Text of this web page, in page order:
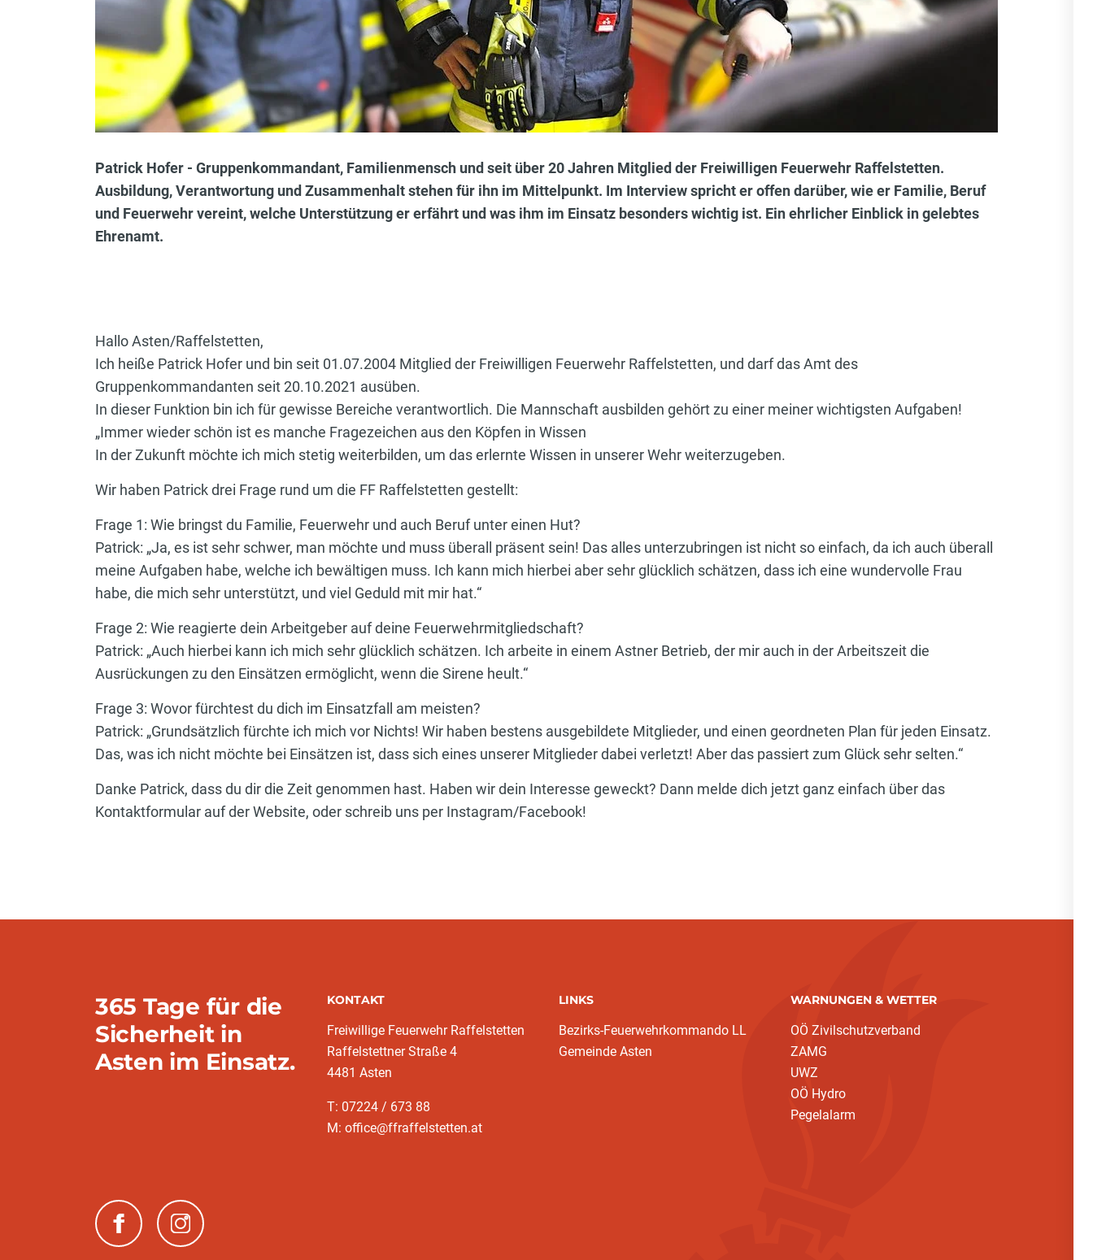
Patrick Hofer - Gruppenkommandant, Familienmensch und seit über 20 Jahren Mitglied der Freiwilligen Feuerwehr Raffelstetten.
Ausbildung, Verantwortung und Zusammenhalt stehen für ihn im Mittelpunkt. Im Interview spricht er offen darüber, wie er Familie, Beruf
und Feuerwehr vereint, welche Unterstützung er erfährt und was ihm im Einsatz besonders wichtig ist. Ein ehrlicher Einblick in gelebtes
Ehrenamt.
Hallo Asten/Raffelstetten,
Ich heiße Patrick Hofer und bin seit 01.07.2004 Mitglied der Freiwilligen Feuerwehr Raffelstetten, und darf das Amt des
Gruppenkommandanten seit 20.10.2021 ausüben.
In dieser Funktion bin ich für gewisse Bereiche verantwortlich. Die Mannschaft ausbilden gehört zu einer meiner wichtigsten Aufgaben!
„Immer wieder schön ist es manche Fragezeichen aus den Köpfen in Wissen
In der Zukunft möchte ich mich stetig weiterbilden, um das erlernte Wissen in unserer Wehr weiterzugeben.
Wir haben Patrick drei Frage rund um die FF Raffelstetten gestellt:
Frage 1: Wie bringst du Familie, Feuerwehr und auch Beruf unter einen Hut?
Patrick: „Ja, es ist sehr schwer, man möchte und muss überall präsent sein! Das alles unterzubringen ist nicht so einfach, da ich auch überall
meine Aufgaben habe, welche ich bewältigen muss. Ich kann mich hierbei aber sehr glücklich schätzen, dass ich eine wundervolle Frau
habe, die mich sehr unterstützt, und viel Geduld mit mir hat.“
Frage 2: Wie reagierte dein Arbeitgeber auf deine Feuerwehrmitgliedschaft?
Patrick: „Auch hierbei kann ich mich sehr glücklich schätzen. Ich arbeite in einem Astner Betrieb, der mir auch in der Arbeitszeit die
Ausrückungen zu den Einsätzen ermöglicht, wenn die Sirene heult.“
Frage 3: Wovor fürchtest du dich im Einsatzfall am meisten?
Patrick: „Grundsätzlich fürchte ich mich vor Nichts! Wir haben bestens ausgebildete Mitglieder, und einen geordneten Plan für jeden Einsatz.
Das, was ich nicht möchte bei Einsätzen ist, dass sich eines unserer Mitglieder dabei verletzt! Aber das passiert zum Glück sehr selten.“
Danke Patrick, dass du dir die Zeit genommen hast. Haben wir dein Interesse geweckt? Dann melde dich jetzt ganz einfach über das
Kontaktformular auf der Website, oder schreib uns per Instagram/Facebook!
365 Tage für die
Sicherheit in
Asten im Einsatz.
KONTAKT
Freiwillige Feuerwehr Raffelstetten
Raffelstettner Straße 4
4481 Asten
T: 07224 / 673 88
M: office@ffraffelstetten.at
LINKS
Bezirks-Feuerwehrkommando LL
Gemeinde Asten
WARNUNGEN & WETTER
OÖ Zivilschutzverband
ZAMG
UWZ
OÖ Hydro
Pegelalarm
(neues Fenster)(neues Fenster)